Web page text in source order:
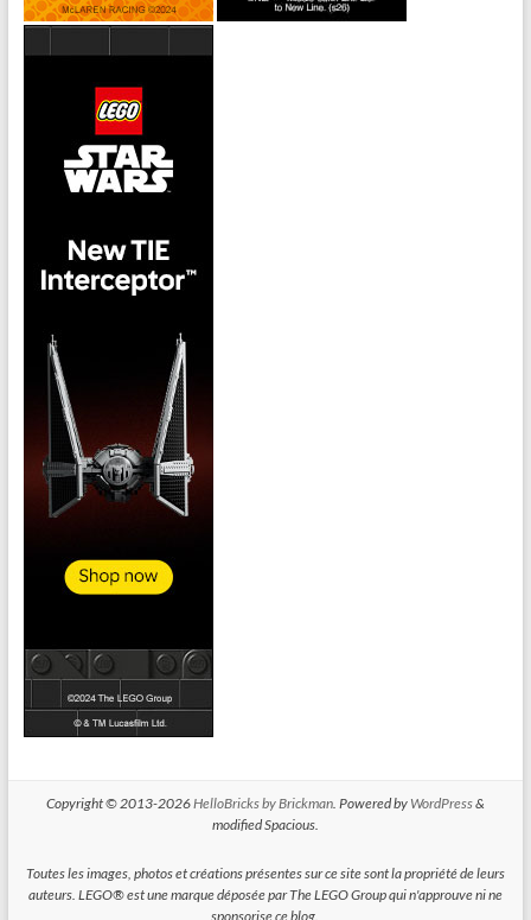
Copyright © 2013-2026HelloBricks by Brickman. Powered by WordPress&
modified Spacious.
Toutes les images, photos et créations présentes sur ce site sont la propriété de leurs
auteurs. LEGO® est une marque déposée par The LEGO Group qui n'approuve ni ne
sponsorise ce blog.